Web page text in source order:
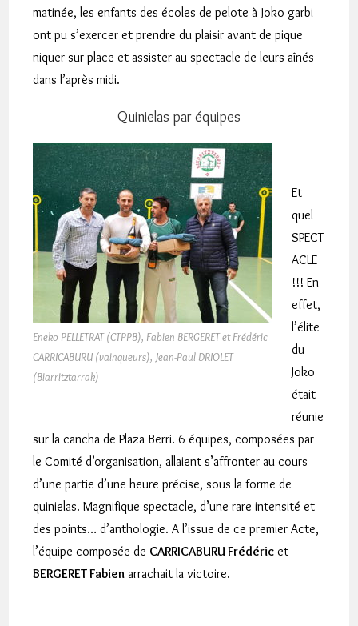
matinée, les enfants des écoles de pelote à Joko garbi
ont pu s’exercer et prendre du plaisir avant de pique
niquer sur place et assister au spectacle de leurs aînés
dans l’après midi.
Quinielas par équipes
Eneko PELLETRAT (CTPPB), Fabien BERGERET et Frédéric
CARRICABURU (vainqueurs), Jean-Paul DRIOLET
(Biarritztarrak)
Et
quel
SPECT
ACLE
!!! En
effet,
l’élite
du
Joko
était
réunie
sur la cancha de Plaza Berri. 6 équipes, composées par
le Comité d’organisation, allaient s’affronter au cours
d’une partie d’une heure précise, sous la forme de
quinielas. Magnifique spectacle, d’une rare intensité et
des points… d’anthologie. A l’issue de ce premier Acte,
l’équipe composée de CARRICABURU Frédéric et
BERGERET Fabien arrachait la victoire.